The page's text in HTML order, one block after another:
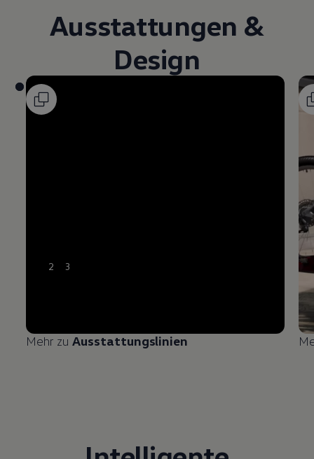
Ausstattungen &
Design
2 3
Mehr zu Ausstattungslinien